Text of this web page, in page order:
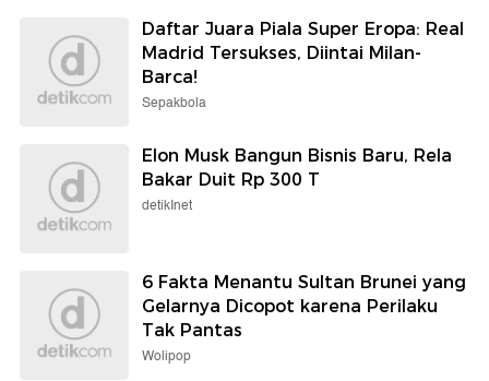
Daftar Juara Piala Super Eropa: Real
Madrid Tersukses, Diintai Milan-
Barca!
Sepakbola
Elon Musk Bangun Bisnis Baru, Rela
Bakar Duit Rp 300 T
detikInet
6 Fakta Menantu Sultan Brunei yang
Gelarnya Dicopot karena Perilaku
Tak Pantas
Wolipop